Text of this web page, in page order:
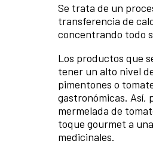
Se trata de un
transferencia de
concentrando todo
Los productos que
tener un alto nivel
pimentones o
gastronómicas. Así,
mermelada de
toque gourmet a
medicinales.